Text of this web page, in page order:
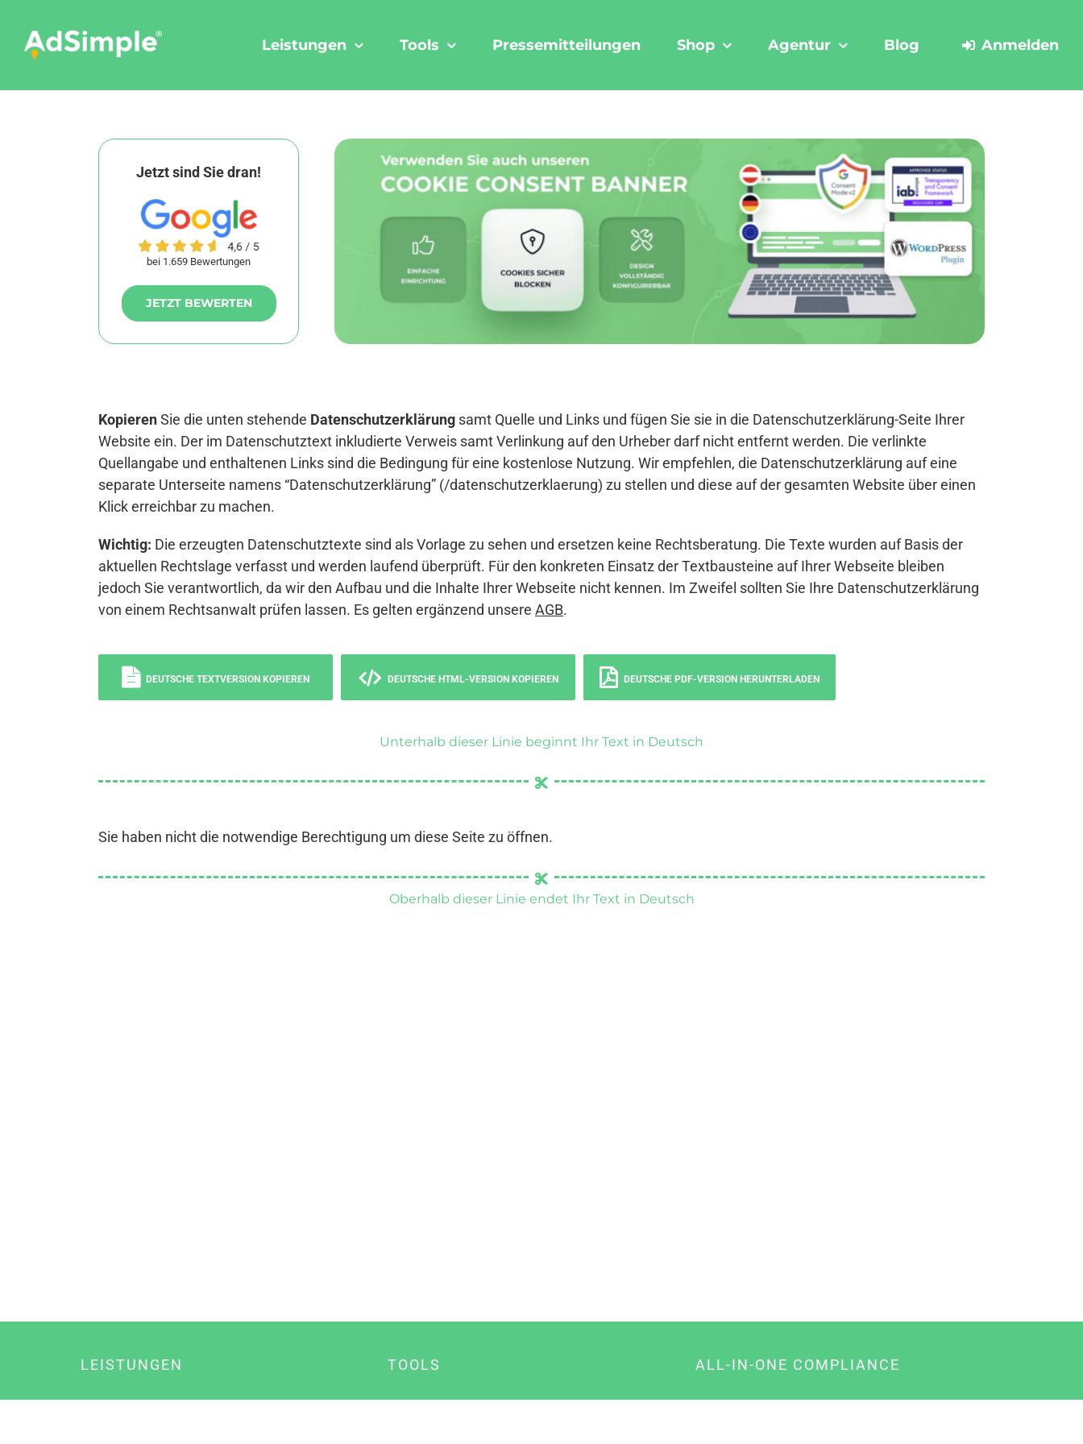
content
Leistungen Tools Pressemitteilungen Shop Agentur Blog Anmelden
Jetzt sind Sie dran!
bei 1.659 Bewertungen
JETZT BEWERTEN
KopierenSie die unten stehende Datenschutzerklärung samt Quelle und Links und fügen Sie sie in die Datenschutzerklärung-Seite Ihrer
Website ein. Der im Datenschutztext inkludierte Verweis samt Verlinkung auf den Urheber darf nicht entfernt werden. Die verlinkte
Quellangabe und enthaltenen Links sind die Bedingung für eine kostenlose Nutzung. Wir empfehlen, die Datenschutzerklärung auf eine
separate Unterseite namens “Datenschutzerklärung” (/datenschutzerklaerung) zu stellen und diese auf der gesamten Website über einen
Klick erreichbar zu machen.
Wichtig: Die erzeugten Datenschutztexte sind als Vorlage zu sehen und ersetzen keine Rechtsberatung. Die Texte wurden auf Basis der
aktuellen Rechtslage verfasst und werden laufend überprüft. Für den konkreten Einsatz der Textbausteine auf Ihrer Webseite bleiben
jedoch Sie verantwortlich, da wir den Aufbau und die Inhalte Ihrer Webseite nicht kennen. Im Zweifel sollten Sie Ihre Datenschutzerklärung
von einem Rechtsanwalt prüfen lassen. Es gelten ergänzend unsere AGB.
DEUTSCHE TEXTVERSION KOPIEREN DEUTSCHE HTML-VERSION KOPIEREN DEUTSCHE PDF-VERSION HERUNTERLADEN
Unterhalb dieser Linie beginnt Ihr Text in Deutsch
Sie haben nicht die notwendige Berechtigung um diese Seite zu öffnen.
Oberhalb dieser Linie endet Ihr Text in Deutsch
LEISTUNGEN TOOLS ALL-IN-ONE COMPLIANCE